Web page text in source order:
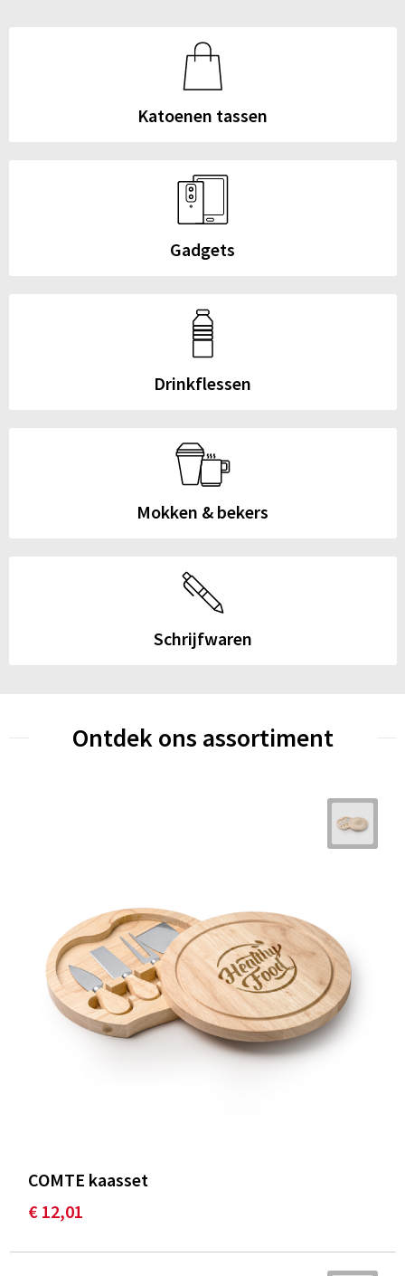
Katoenen tassen
Gadgets
Drinkflessen
Mokken & bekers
Schrijfwaren
Ontdek ons assortiment
COMTE kaasset
€ 12,01